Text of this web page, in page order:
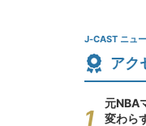
J-CAST ニュ
アク
元NBA
変わら